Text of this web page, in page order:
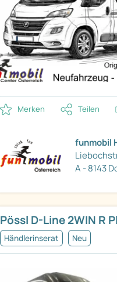
Merken Teilen
funmobil
A - 8143
Pössl D-Line 2WIN R
Händlerinserat Neu